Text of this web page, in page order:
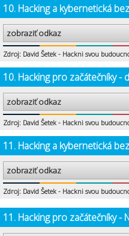
10. Hacking a kybernetická
zobraziť odkaz
Zdroj: David Šetek - Hackni svou
10. Hacking pro začátečníky -
zobraziť odkaz
Zdroj: David Šetek - Hackni svou
11. Hacking a kybernetická
zobraziť odkaz
Zdroj: David Šetek - Hackni svou
11. Hacking pro začátečníky